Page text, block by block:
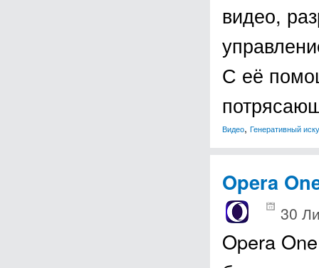
видео,
С её
Видео, Генеративный
Opera
30
Opera